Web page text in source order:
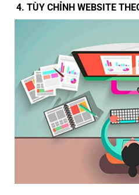
4. TÙY CHỈNH WEBSITE